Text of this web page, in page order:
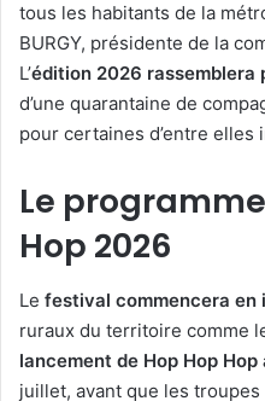
tous les habitants de la
BURGY, présidente de la
L’édition 2026 rassemblera
d’une quarantaine de
pour certaines d’entre elles
Le
Hop 2026
Le festival commencera en
ruraux du territoire comme
lancement de Hop Hop
juillet, avant que les